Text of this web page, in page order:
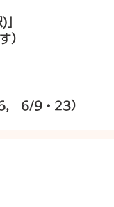
）
9・23）